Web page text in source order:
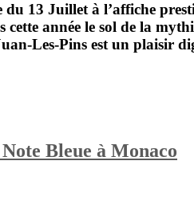
13 Juillet à l’affiche
année le sol de la
Les-Pins est un plaisir
Bleue à Monaco